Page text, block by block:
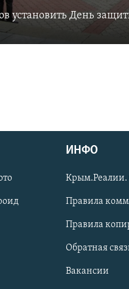
установить День
ИНФО
Крым.Реалии.
Правила
Правила
Обратная
Вакансии